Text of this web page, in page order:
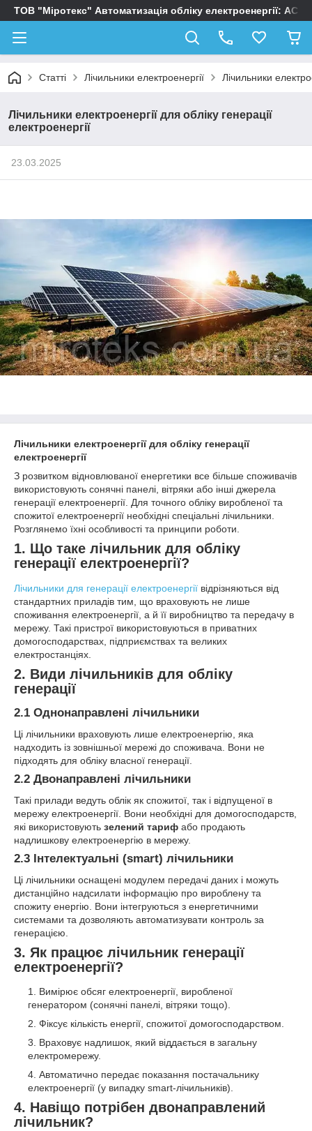
ТОВ "Міротекс" Автоматизація обліку електроенергії:
Статті Лічильники електроенергії Лічильники
Лічильники електроенергії для обліку генерації
електроенергії
23.03.2025
Лічильники електроенергії для обліку генерації
електроенергії
З розвитком відновлюваної енергетики все більше споживачів
використовують сонячні панелі, вітряки або інші джерела
генерації електроенергії. Для точного обліку виробленої та
спожитої електроенергії необхідні спеціальні лічильники.
Розглянемо їхні особливості та принципи роботи.
1. Що таке лічильник для обліку
генерації електроенергії?
Лічильники для генерації електроенергії відрізняються від
стандартних приладів тим, що враховують не лише
споживання електроенергії, а й її виробництво та передачу в
мережу. Такі пристрої використовуються в приватних
домогосподарствах, підприємствах та великих
електростанціях.
2. Види лічильників для обліку
генерації
2.1 Однонаправлені лічильники
Ці лічильники враховують лише електроенергію, яка
надходить із зовнішньої мережі до споживача. Вони не
підходять для обліку власної генерації.
2.2 Двонаправлені лічильники
Такі прилади ведуть облік як спожитої, так і відпущеної в
мережу електроенергії. Вони необхідні для домогосподарств,
які використовують зелений тариф або продають
надлишкову електроенергію в мережу.
2.3 Інтелектуальні (smart) лічильники
Ці лічильники оснащені модулем передачі даних і можуть
дистанційно надсилати інформацію про вироблену та
спожиту енергію. Вони інтегруються з енергетичними
системами та дозволяють автоматизувати контроль за
генерацією.
3. Як працює лічильник генерації
електроенергії?
Вимірює обсяг електроенергії, виробленої
генератором (сонячні панелі, вітряки тощо).
Фіксує кількість енергії, спожитої домогосподарством.
Враховує надлишок, який віддається в загальну
електромережу.
Автоматично передає показання постачальнику
електроенергії (у випадку smart-лічильників).
4. Навіщо потрібен двонаправлений
лічильник?